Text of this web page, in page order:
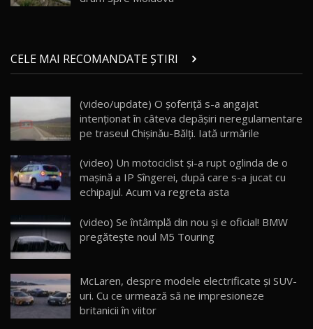
20
21
AutoBlog.MD
16:59
Noua Mazda 6e / Test Drive AutoBlog.MD
26:59
23
Lynk & Co 01 / Test Drive AutoBlog.MD
25:19
24
ZEEKR 009: Cel mai Performant și Confortabil
Van Electric Testat în Moldova / AutoBlog.MD
26:38
25
mai Exclusiv și Puternic Defender Testat în
Moldova
32:21
CELE MAI RECOMANDATE ȘTIRI
(video/update) O şoferiţă s-a angajat
intenționat în câteva depăşiri neregulamentare
pe traseul Chişinău-Bălţi. Iată urmările
(video) Un motociclist şi-a rupt oglinda de o
maşină a IP Sîngerei, după care s-a jucat cu
echipajul. Acum va regreta asta
(video) Se întâmplă din nou şi e oficial! BMW
pregătește noul M5 Touring
McLaren, despre modele electrificate şi SUV-
uri. Cu ce urmează să ne impresioneze
britanicii în viitor